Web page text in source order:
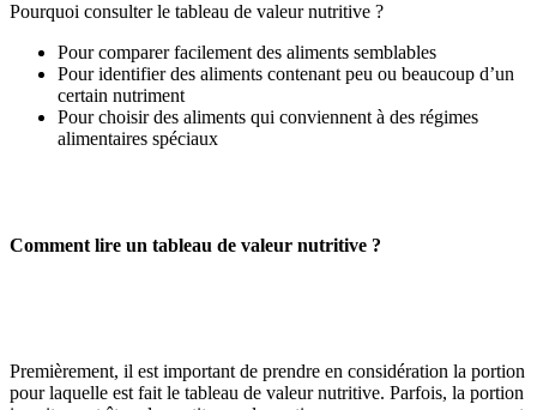
Pourquoi consulter le tableau de valeur nutritive ?
Pour comparer facilement des aliments semblables
Pour identifier des aliments contenant peu ou beaucoup d’un
certain nutriment
Pour choisir des aliments qui conviennent à des régimes
alimentaires spéciaux
Comment lire un tableau de valeur nutritive ?
Premièrement, il est important de prendre en considération la portion
pour laquelle est fait le tableau de valeur nutritive. Parfois, la portion